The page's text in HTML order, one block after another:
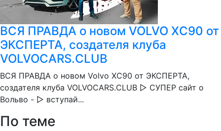
ВСЯ ПРАВДА о новом VOLVO XC90 от
ЭКСПЕРТА, создателя клуба
VOLVOCARS.CLUB
ВСЯ ПРАВДА о новом Volvo XC90 от ЭКСПЕРТА,
создателя клуба VOLVOCARS.CLUB ▷ СУПЕР сайт о
Вольво - ▷ вступай...
По теме